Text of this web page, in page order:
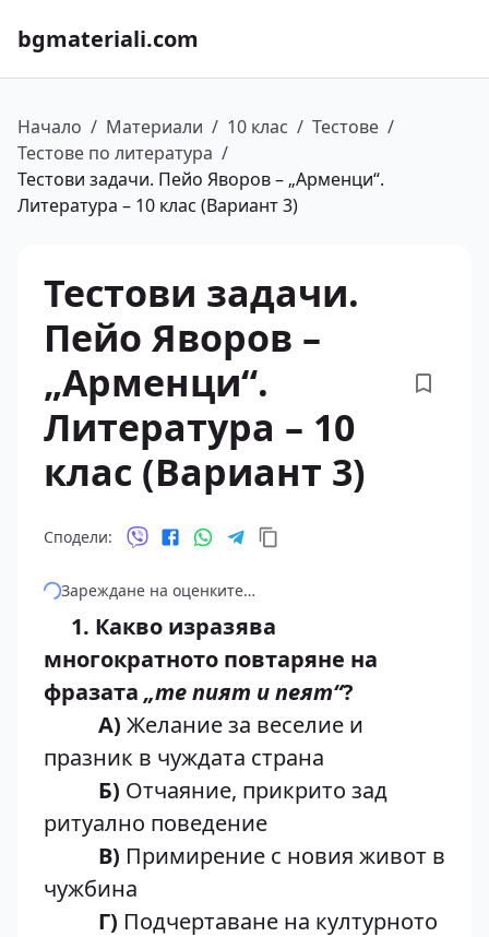
bgmateriali.com
Начало / Материали / 10 клас / Тестове /
Тестове по литература /
Тестови задачи. Пейо Яворов – „Арменци“.
Литература – 10 клас (Вариант 3)
Тестови задачи.
Пейо Яворов –
„Арменци“.
Литература – 10
клас (Вариант 3)
Сподели:
Зареждане на оценките…
1. Какво изразява
многократното повтаряне на
фразата „те пият и пеят“?
А) Желание за веселие и
празник в чуждата страна
Б) Отчаяние, прикрито зад
ритуално поведение
В) Примирение с новия живот в
чужбина
Г) Подчертаване на културното